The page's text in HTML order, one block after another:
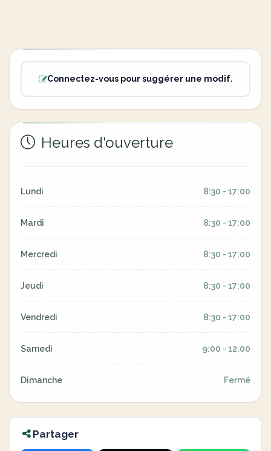
Connectez-vous pour suggérer une modif.
Heures d'ouverture
Lundi 8:30 - 17:00
Mardi 8:30 - 17:00
Mercredi 8:30 - 17:00
Jeudi 8:30 - 17:00
Vendredi 8:30 - 17:00
Samedi 9:00 - 12:00
Dimanche Fermé
Partager